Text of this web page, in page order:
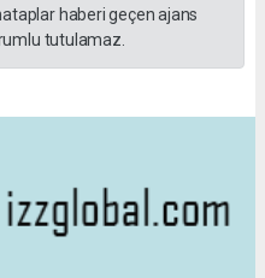
haberi geçen ajans
tutulamaz.